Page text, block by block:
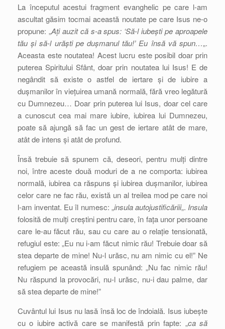
La începutul acestui fragment evanghelic pe care l-am
ascultat găsim tocmai această noutate pe care Isus ne-o
propune: „Ați auzit că s-a spus: ‘Să-l iubești pe aproapele
tău și să-l urăști pe dușmanul tău!’ Eu însă vă spun…„.
Aceasta este noutatea! Acest lucru este posibil doar prin
puterea Spiritului Sfânt, doar prin noutatea lui Isus! E de
negândit să existe o astfel de iertare și de iubire a
dușmanilor în viețuirea umană normală, fără vreo legătură
cu Dumnezeu… Doar prin puterea lui Isus, doar cel care
a cunoscut cea mai mare iubire, iubirea lui Dumnezeu,
poate să ajungă să fac un gest de iertare atât de mare,
atât de intens și atât de profund.
Însă trebuie să spunem că, deseori, pentru mulți dintre
noi, între aceste două moduri de a ne comporta: iubirea
normală, iubirea ca răspuns și iubirea dușmanilor, iubirea
celor care ne fac rău, există un al treilea mod pe care noi
l-am inventat. Eu îl numesc: „insula autojustificăriii„. Insula
folosită de mulți creștini pentru care, în fața unor persoane
care le-au făcut rău, sau cu care au o relație tensionată,
refugiul este: „Eu nu i-am făcut nimic rău! Trebuie doar să
stea departe de mine! Nu-l urăsc, nu am nimic cu el!” Ne
refugiem pe această insulă spunând: „Nu fac nimic rău!
Nu răspund la provocări, nu-l urăsc, nu-i dau palme, dar
să stea departe de mine!”
Cuvântul lui Isus nu lasă însă loc de îndoială. Isus iubește
cu o iubire activă care se manifestă prin fapte: „ca să